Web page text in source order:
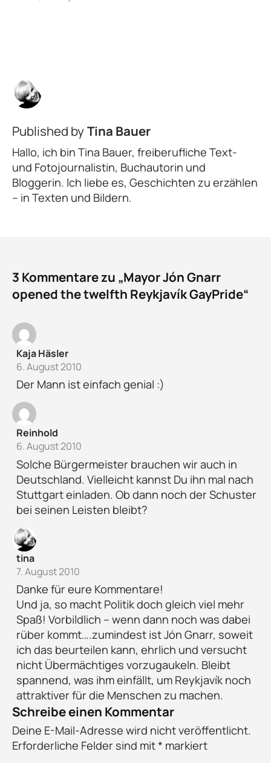
Published byTina Bauer
Hallo, ich bin Tina Bauer, freiberufliche Text-
und Fotojournalistin, Buchautorin und
Bloggerin. Ich liebe es, Geschichten zu erzählen
– in Texten und Bildern.
3 Kommentare zu „Mayor Jón Gnarr
opened the twelfth Reykjavík GayPride“
Kaja Häsler
6. August 2010
Der Mann ist einfach genial :)
Reinhold
6. August 2010
Solche Bürgermeister brauchen wir auch in
Deutschland. Vielleicht kannst Du ihn mal nach
Stuttgart einladen. Ob dann noch der Schuster
bei seinen Leisten bleibt?
tina
7. August 2010
Danke für eure Kommentare!
Und ja, so macht Politik doch gleich viel mehr
Spaß! Vorbildlich – wenn dann noch was dabei
rüber kommt….zumindest ist Jón Gnarr, soweit
ich das beurteilen kann, ehrlich und versucht
nicht Übermächtiges vorzugaukeln. Bleibt
spannend, was ihm einfällt, um Reykjavík noch
attraktiver für die Menschen zu machen.
Schreibe einen Kommentar
Deine E-Mail-Adresse wird nicht veröffentlicht.
Erforderliche Felder sind mit* markiert